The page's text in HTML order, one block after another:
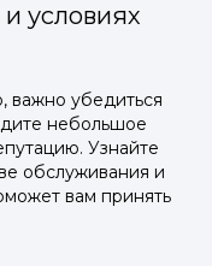
и условиях
важно убедиться
небольшое
Узнайте
обслуживания и
вам принять